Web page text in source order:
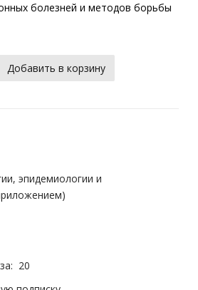
болезней и методов борьбы
эпидемиологии и
20